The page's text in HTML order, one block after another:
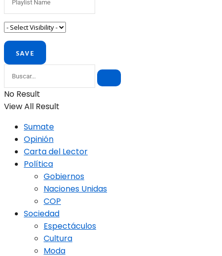
No Result
View All Result
Sumate
Opinión
Carta del Lector
Política
Gobiernos
Naciones Unidas
COP
Sociedad
Espectáculos
Cultura
Moda